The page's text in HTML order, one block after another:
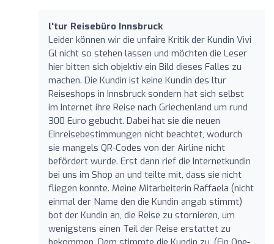
l'tur Reisebüro Innsbruck
Leider können wir die unfaire Kritik der Kundin Vivi
Gl nicht so stehen lassen und möchten die Leser
hier bitten sich objektiv ein Bild dieses Falles zu
machen. Die Kundin ist keine Kundin des ltur
Reiseshops in Innsbruck sondern hat sich selbst
im Internet ihre Reise nach Griechenland um rund
300 Euro gebucht. Dabei hat sie die neuen
Einreisebestimmungen nicht beachtet, wodurch
sie mangels QR-Codes von der Airline nicht
befördert wurde. Erst dann rief die Internetkundin
bei uns im Shop an und teilte mit, dass sie nicht
fliegen konnte. Meine Mitarbeiterin Raffaela (nicht
einmal der Name den die Kundin angab stimmt)
bot der Kundin an, die Reise zu stornieren, um
wenigstens einen Teil der Reise erstattet zu